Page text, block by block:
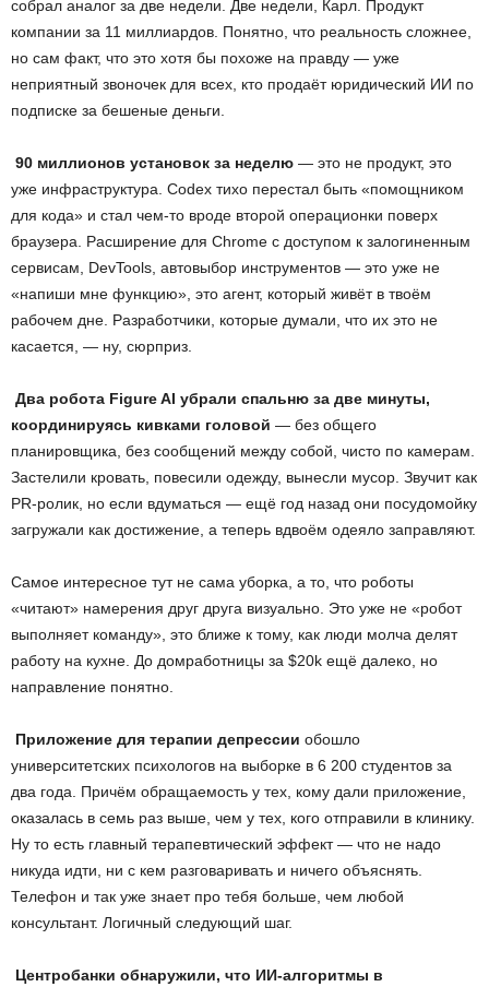
собрал аналог за две недели. Две недели, Карл. Продукт
компании за 11 миллиардов. Понятно, что реальность сложнее,
но сам факт, что это хотя бы похоже на правду — уже
неприятный звоночек для всех, кто продаёт юридический ИИ по
подписке за бешеные деньги.
90 миллионов установок за неделю — это не продукт, это
уже инфраструктура. Codex тихо перестал быть «помощником
для кода» и стал чем-то вроде второй операционки поверх
браузера. Расширение для Chrome с доступом к залогиненным
сервисам, DevTools, автовыбор инструментов — это уже не
«напиши мне функцию», это агент, который живёт в твоём
рабочем дне. Разработчики, которые думали, что их это не
касается, — ну, сюрприз.
Два робота FigureAI убрали спальню за две минуты,
координируясь кивками головой — без общего
планировщика, без сообщений между собой, чисто по камерам.
Застелили кровать, повесили одежду, вынесли мусор. Звучит как
PR-ролик, но если вдуматься — ещё год назад они посудомойку
загружали как достижение, а теперь вдвоём одеяло заправляют.
Самое интересное тут не сама уборка, а то, что роботы
«читают» намерения друг друга визуально. Это уже не «робот
выполняет команду», это ближе к тому, как люди молча делят
работу на кухне. До домработницы за $20k ещё далеко, но
направление понятно.
Приложение для терапии депрессии обошло
университетских психологов на выборке в 6 200 студентов за
два года. Причём обращаемость у тех, кому дали приложение,
оказалась в семь раз выше, чем у тех, кого отправили в клинику.
Ну то есть главный терапевтический эффект — что не надо
никуда идти, ни с кем разговаривать и ничего объяснять.
Телефон и так уже знает про тебя больше, чем любой
консультант. Логичный следующий шаг.
Центробанки обнаружили, что ИИ-алгоритмы в